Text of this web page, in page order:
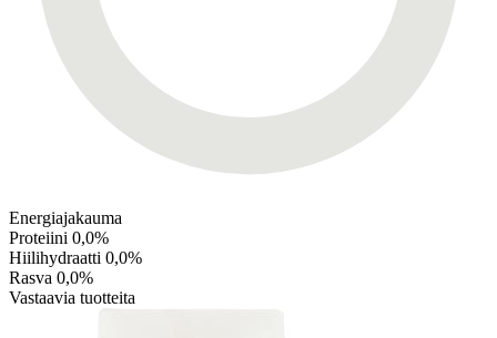
Energiajakauma
Proteiini 0,0%
Hiilihydraatti 0,0%
Rasva 0,0%
Vastaavia tuotteita